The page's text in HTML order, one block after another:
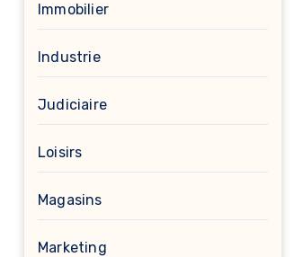
Immobilier
Industrie
Judiciaire
Loisirs
Magasins
Marketing